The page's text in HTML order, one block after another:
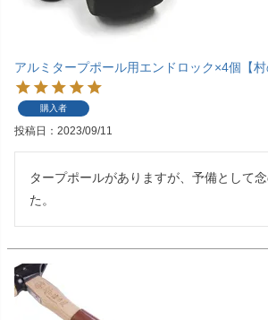
アルミタープポール用エンドロック×4個【村
購入者
投稿日 2023/09/11
タープポールがありますが、予備として
た。